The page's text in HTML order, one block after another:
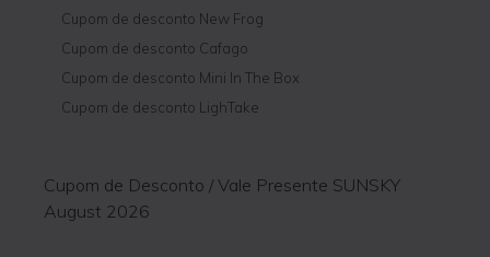
Cupom de desconto New Frog
Cupom de desconto Cafago
Cupom de desconto Mini In The Box
Cupom de desconto LighTake
Cupom de Desconto / Vale Presente SUNSKY
August 2026